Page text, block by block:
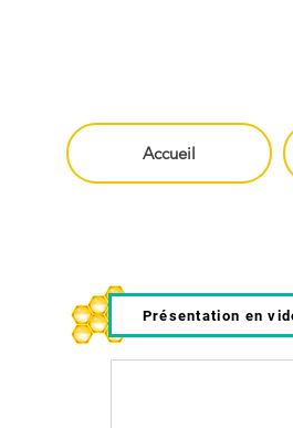
Accueil
Présentation en